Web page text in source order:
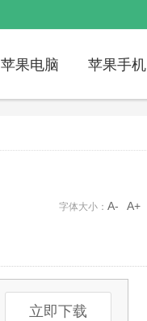
苹果电脑 苹果手机
字体大小： A- A+
立即下载